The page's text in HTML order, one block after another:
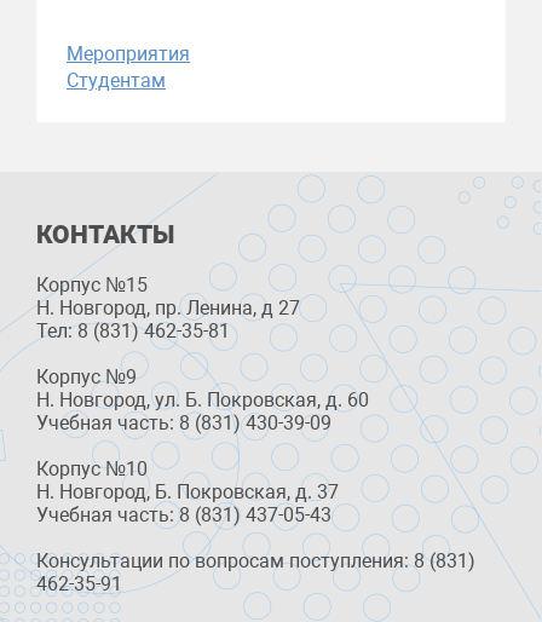
Мероприятия
Студентам
КОНТАКТЫ
Корпус №15
Н. Новгород, пр. Ленина, д 27
Тел: 8 (831) 462-35-81
Корпус №9
Н. Новгород, ул. Б. Покровская, д. 60
Учебная часть: 8 (831) 430-39-09
Корпус №10
Н. Новгород, Б. Покровская, д. 37
Учебная часть: 8 (831) 437-05-43
Консультации по вопросам поступления: 8 (831)
462-35-91